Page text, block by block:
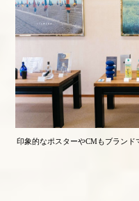
印象的なポスターやCMもブラン